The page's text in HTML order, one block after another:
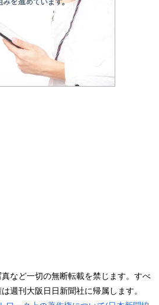
など一切の無断転載を禁じます。すべ
週刊大阪日日新聞社に帰属します。